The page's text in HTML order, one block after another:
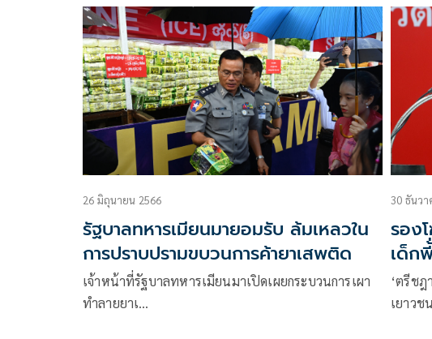
26 มิถุนายน 2566
รัฐบาลทหารเมียนมายอมรับ ล้มเหลวใน
การปราบปรามขบวนการค้ายาเสพติด
เจ้าหน้าที่รัฐบาลทหารเมียนมาเปิดเผยกระบวนการเผา
ทำลายยาเ…
30 ธันวา
รอง
เด็ก
เกลื่
‘ตรีชฎ
เยาวช